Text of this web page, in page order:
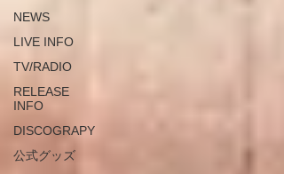
NEWS
LIVE INFO
TV/RADIO
RELEASE
INFO
DISCOGRAPY
公式グッズ